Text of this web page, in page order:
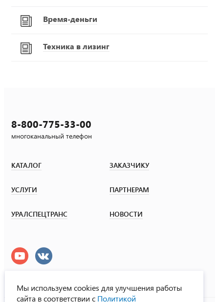
Время-деньги
Техника в лизинг
8-800-775-33-00
многоканальный телефон
КАТАЛОГ ЗАКАЗЧИКУ
УСЛУГИ ПАРТНЕРАМ
УРАЛСПЕЦТРАНС НОВОСТИ
Мы используем cookies для улучшения работы
сайта в соответствии с Политикой